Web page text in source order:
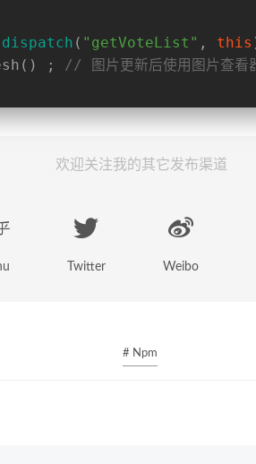
dispatch ( "getVoteList" , this
; // 图片更新后使用图片查看
欢迎关注我的其它发布渠道
Twitter Weibo
# Npm